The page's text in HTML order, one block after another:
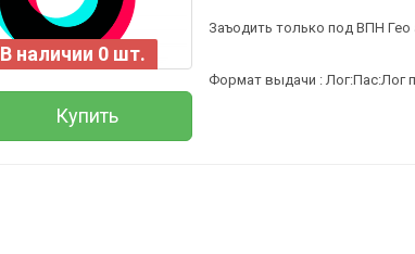
В наличии 0 шт.
Купить
Заъодить только под ВПН Гео
Формат выдачи : Лог:Пас:Лог